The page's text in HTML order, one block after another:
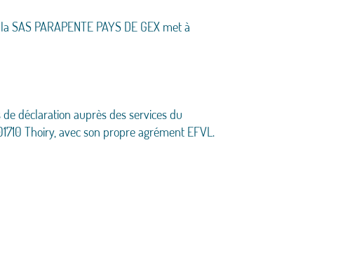
PARAPENTE PAYS DE GEX met à
déclaration auprès des services du
Thoiry, avec son propre agrément EFVL.